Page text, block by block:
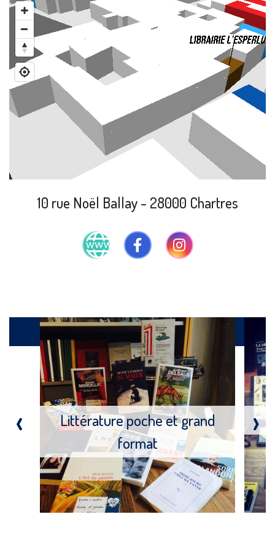
10 rue Noël Ballay - 28000 Chartres
Produits
Littérature poche et grand
format
‹ ›